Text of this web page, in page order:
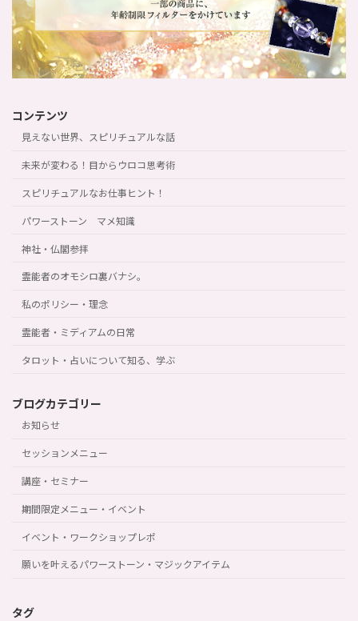
コンテンツ
見えない世界、スピリチュアルな話
未来が変わる！目からウロコ思考術
スピリチュアルなお仕事ヒント！
パワーストーン マメ知識
神社・仏閣参拝
霊能者のオモシロ裏バナシ。
私のポリシー・理念
霊能者・ミディアムの日常
タロット・占いについて知る、学ぶ
ブログカテゴリー
お知らせ
セッションメニュー
講座・セミナー
期間限定メニュー・イベント
イベント・ワークショップレポ
願いを叶えるパワーストーン・マジックアイテム
タグ